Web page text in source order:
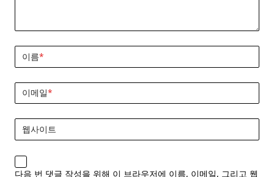
이름*
이메일*
웹사이트
다음 번 댓글 작성을 위해 이 브라우저에 이름, 이메일, 그리고 웹